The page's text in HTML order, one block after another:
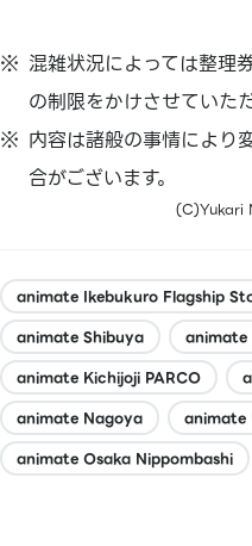
混雑状況によっては整理
の制限をかけさせていた
内容は諸般の事情により
合がございます。
(C)Yukari
animate Ikebukuro Flagship
animate Shibuya
animate Kichijoji PARCO
animate Nagoya
animate
animate Osaka Nippombashi